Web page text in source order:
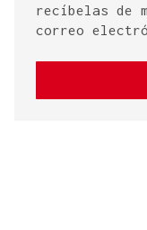
recíbelas de
correo